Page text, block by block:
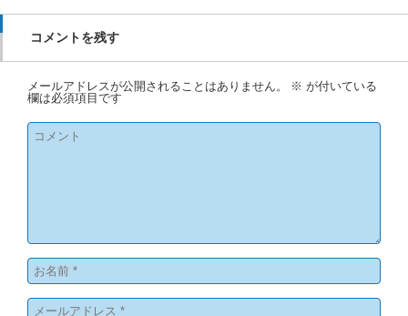
コメントを残す
メールアドレスが公開されることはありません。 ※ が付いている
欄は必須項目です